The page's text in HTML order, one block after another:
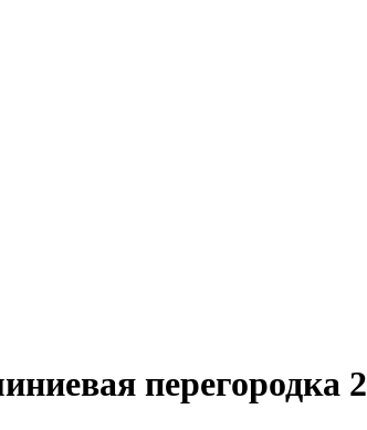
перегородка 2